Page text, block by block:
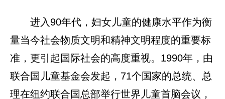
进入90年代，妇女儿童的健康水平作为衡
量当今社会物质文明和精神文明程度的重要标
准，更引起国际社会的高度重视。1990年，由
联合国儿童基金会发起，71个国家的总统、总
理在纽约联合国总部举行世界儿童首脑会议，